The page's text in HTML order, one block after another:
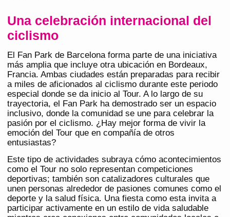
Una celebración internacional del
ciclismo
El Fan Park de Barcelona forma parte de una iniciativa
más amplia que incluye otra ubicación en Bordeaux,
Francia. Ambas ciudades están preparadas para recibir
a miles de aficionados al ciclismo durante este periodo
especial donde se da inicio al Tour. A lo largo de su
trayectoria, el Fan Park ha demostrado ser un espacio
inclusivo, donde la comunidad se une para celebrar la
pasión por el ciclismo. ¿Hay mejor forma de vivir la
emoción del Tour que en compañía de otros
entusiastas?
Este tipo de actividades subraya cómo acontecimientos
como el Tour no solo representan competiciones
deportivas; también son catalizadores culturales que
unen personas alrededor de pasiones comunes como el
deporte y la salud física. Una fiesta como esta invita a
participar activamente en un estilo de vida saludable